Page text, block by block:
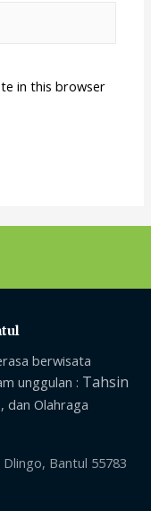
in this browser
berwisata
unggulan : Tahsin
dan Olahraga
Bantul 55783